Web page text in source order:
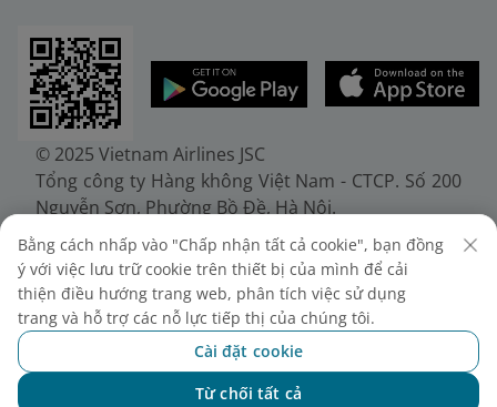
© 2025 Vietnam Airlines JSC
Tổng công ty Hàng không Việt Nam - CTCP. Số 200
Nguyễn Sơn, Phường Bồ Đề, Hà Nội.
Điện thoại: (+84-24) 38272289. Fax: (+84-24)
38722375
Giấy chứng nhận đăng ký doanh nghiệp, mã số
doanh nghiệp 0100107518, đăng ký lần đầu ngày
30/6/2010, đăng ký thay đổi lần thứ 10 ngày
24/7/2025, cấp bởi Sở Tài chính Thành phố Hà Nội.
Bằng cách nhấp vào "Chấp nhận tất cả cookie", bạn đồng
ý với việc lưu trữ cookie trên thiết bị của mình để cải
thiện điều hướng trang web, phân tích việc sử dụng
trang và hỗ trợ các nỗ lực tiếp thị của chúng tôi.
Cài đặt cookie
Từ chối tất cả